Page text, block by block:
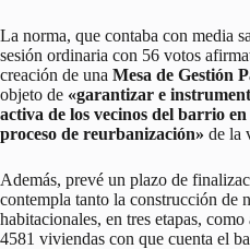
La norma, que contaba con media
sesión ordinaria con 56 votos
creación de una Mesa de Gestión
objeto de «garantizar e
activa de los vecinos del barrio en
proceso de reurbanización» de la
Además, prevé un plazo de
contempla tanto la construcción de
habitacionales, en tres etapas,
4581 viviendas con que cuenta el